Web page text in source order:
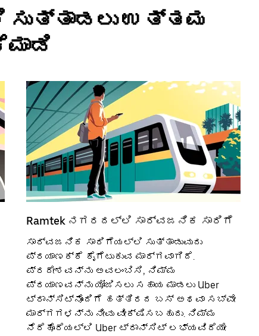
ಸುತ್ತಾಡಲು ಉತ್ತಮ
Ramtek ನಗರದಲ್ಲಿ ಸಾರ್ವಜನಿಕ ಸಾರಿಗೆ
ಸಾರ್ವಜನಿಕ ಸಾರಿಗೆಯಲ್ಲಿ ಸುತ್ತಾಡುವುದು
ಪ್ರಯಾಣಕ್ಕೆ ಕೈಗೆಟುಕುವ ಮಾರ್ಗವಾಗಿದೆ.
ಪ್ರದೇಶವನ್ನು ಅವಲಂಬಿಸಿ, ನಿಮ್ಮ
ಪ್ರಯಾಣವನ್ನು ಯೋಜಿಸಲು ಸಹಾಯ ಮಾಡಲು Uber
ಟ್ರಾನ್ಸಿಟ್‌ನೊಂದಿಗೆ ಹತ್ತಿರದ ಬಸ್ ಅಥವಾ ಸಬ್‌ವೇ
ಮಾರ್ಗಗಳನ್ನು ನೀವು ವೀಕ್ಷಿಸಬಹುದು. ನಿಮ್ಮ
ನೆರೆಹೊರೆಯಲ್ಲಿ Uber ಟ್ರಾನ್ಸಿಟ್ ಲಭ್ಯವಿದೆಯೇ